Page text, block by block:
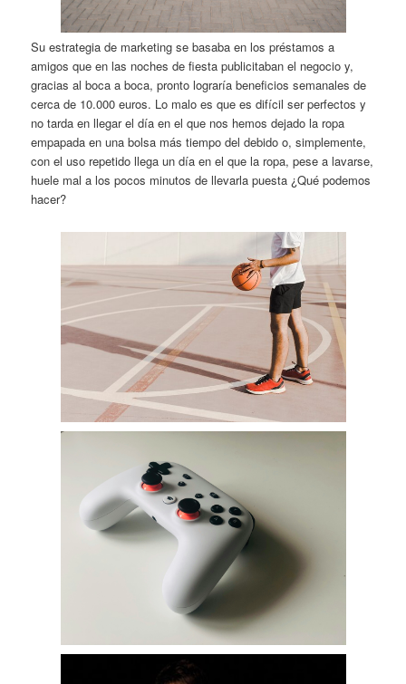
Su estrategia de marketing se basaba en los préstamos a
amigos que en las noches de fiesta publicitaban el negocio y,
gracias al boca a boca, pronto lograría beneficios semanales de
cerca de 10.000 euros. Lo malo es que es difícil ser perfectos y
no tarda en llegar el día en el que nos hemos dejado la ropa
empapada en una bolsa más tiempo del debido o, simplemente,
con el uso repetido llega un día en el que la ropa, pese a lavarse,
huele mal a los pocos minutos de llevarla puesta ¿Qué podemos
hacer?